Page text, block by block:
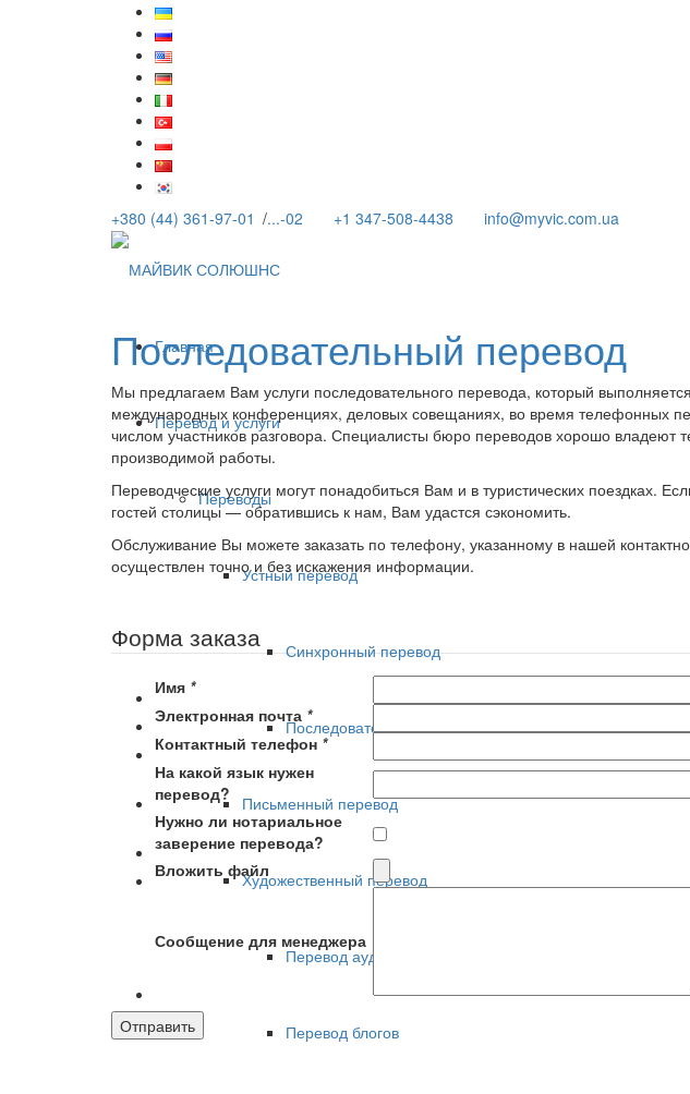
+380 (44) 361-97-01 /...-02 +1 347-508-4438 info@myvic.com.ua
Главная
Перевод и услуги
Переводы
Устный перевод
Синхронный перевод
Последовательный перевод
Письменный перевод
Художественный перевод
Перевод аудиокниг
Перевод блогов
Последовательный перевод
Мы предлагаем Вам услуги последовательного перевода, который
международных конференциях, деловых совещаниях, во время телефонных
числом участников разговора. Специалисты бюро переводов хорошо владеют
производимой работы.
Переводческие услуги могут понадобиться Вам и в туристических поездках.
гостей столицы — обратившись к нам, Вам удастся сэкономить.
Обслуживание Вы можете заказать по телефону, указанному в нашей
осуществлен точно и без искажения информации.
Форма заказа
Имя *
Электронная почта *
Контактный телефон *
На какой язык нужен
перевод?
Нужно ли нотариальное
заверение перевода?
Вложить файл
Сообщение для менеджера